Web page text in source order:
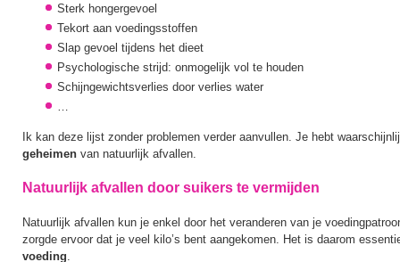
Sterk hongergevoel
Tekort aan voedingsstoffen
Slap gevoel tijdens het dieet
Psychologische strijd: onmogelijk vol te houden
Schijngewichtsverlies door verlies water
…
Ik kan deze lijst zonder problemen verder aanvullen. Je hebt
geheimen van natuurlijk afvallen.
Natuurlijk afvallen door suikers te vermijden
Natuurlijk afvallen kun je enkel door het veranderen van je
zorgde ervoor dat je veel kilo’s bent aangekomen. Het is daarom
voeding.